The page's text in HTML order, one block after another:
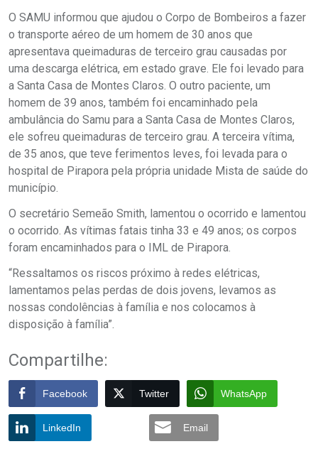
O SAMU informou que ajudou o Corpo de Bombeiros a fazer
o transporte aéreo de um homem de 30 anos que
apresentava queimaduras de terceiro grau causadas por
uma descarga elétrica, em estado grave. Ele foi levado para
a Santa Casa de Montes Claros. O outro paciente, um
homem de 39 anos, também foi encaminhado pela
ambulância do Samu para a Santa Casa de Montes Claros,
ele sofreu queimaduras de terceiro grau. A terceira vítima,
de 35 anos, que teve ferimentos leves, foi levada para o
hospital de Pirapora pela própria unidade Mista de saúde do
município.
O secretário Semeão Smith, lamentou o ocorrido e lamentou
o ocorrido. As vítimas fatais tinha 33 e 49 anos; os corpos
foram encaminhados para o IML de Pirapora.
“Ressaltamos os riscos próximo à redes elétricas,
lamentamos pelas perdas de dois jovens, levamos as
nossas condolências à família e nos colocamos à
disposição à família”.
Compartilhe:
Facebook Twitter WhatsApp
LinkedIn Email